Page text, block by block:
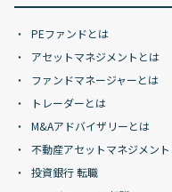
PEファンドとは
アセットマネジメントとは
ファンドマネージャーとは
トレーダーとは
M&Aアドバイザリーとは
不動産アセットマネジメン
投資銀行 転職